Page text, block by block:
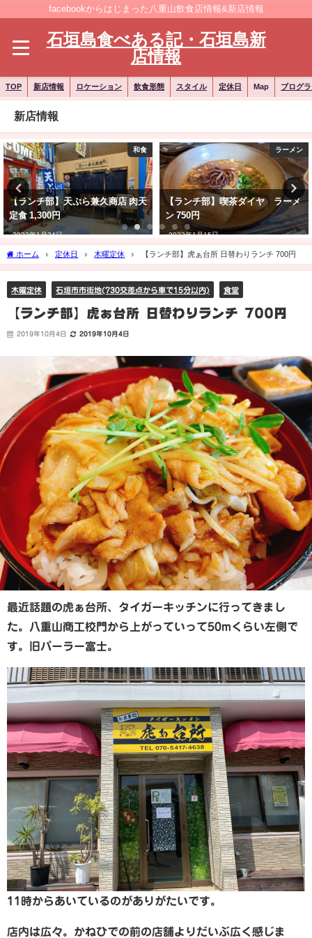
facebookからはじまった八重山飲食店情報&新店情報
石垣島食べある記・石垣島新
店情報
TOP 新店情報 ロケーション 飲食形態 スタイル 定休日 Map ブログ
新店情報
和食
【ランチ部】天ぷら兼久商店 肉天
定食 1,300円
2023年1月24日
ラーメン
【ランチ部】喫茶ダイヤ ラーメ
ン 750円
2023年1月15日
ホーム 定休日 木曜定休 【ランチ部】虎ぁ台所 日替わりランチ 700円
木曜定休 石垣市市街地(730交差点から車で15分以内) 食堂
【ランチ部】虎ぁ台所 日替わりランチ 700円
2019年10月4日 2019年10月4日
最近話題の虎ぁ台所、タイガーキッチンに行ってきまし
た。八重山商工校門から上がっていって50mくらい左側で
す。旧パーラー富士。
11時からあいているのがありがたいです。
店内は広々。かねひでの前の店舗よりだいぶ広く感じま